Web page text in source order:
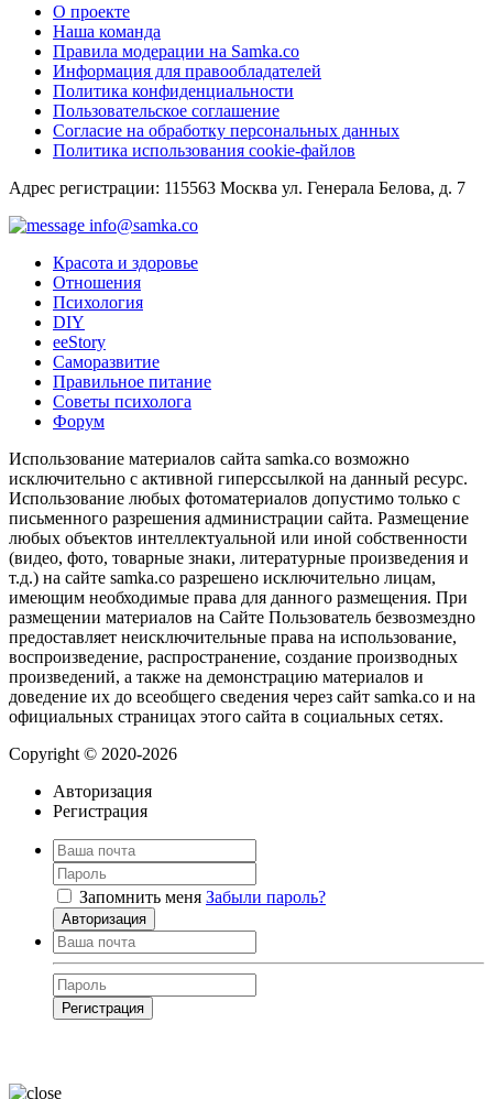
О проекте
Наша команда
Правила модерации на Samka.co
Информация для правообладателей
Политика конфиденциальности
Пользовательское соглашение
Согласие на обработку персональных данных
Политика использования cookie-файлов
Адрес регистрации: 115563 Москва ул. Генерала Белова, д. 7
info@samka.co
Красота и здоровье
Отношения
Психология
DIY
ееStory
Саморазвитие
Правильное питание
Советы психолога
Форум
Использование материалов сайта samka.co возможно
исключительно с активной гиперссылкой на данный ресурс.
Использование любых фотоматериалов допустимо только с
письменного разрешения администрации сайта. Размещение
любых объектов интеллектуальной или иной собственности
(видео, фото, товарные знаки, литературные произведения и
т.д.) на сайте samka.co разрешено исключительно лицам,
имеющим необходимые права для данного размещения. При
размещении материалов на Сайте Пользователь безвозмездно
предоставляет неисключительные права на использование,
воспроизведение, распространение, создание производных
произведений, а также на демонстрацию материалов и
доведение их до всеобщего сведения через сайт samka.co и на
официальных страницах этого сайта в социальных сетях.
Copyright © 2020-2026
Авторизация
Регистрация
Запомнить меня Забыли пароль?
Авторизация
Регистрация